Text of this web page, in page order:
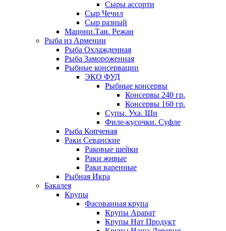
Сыры ассорти
Сыр Чечил
Сыр разный
Мацони.Тан. Режан
Рыба из Армении
Рыба Охлажденная
Рыба Замороженная
Рыбные консервации
ЭКО ФУД
Рыбные консервы
Консервы 240 гр.
Консервы 160 гр.
Супы. Уха. Щи
Филе-кусочки. Суфле
Рыба Копченая
Раки Севанские
Раковые шейки
Раки живые
Раки варенные
Рыбная Икра
Бакалея
Крупы
Фасованная крупа
Крупы Арарат
Крупы Нат Продукт